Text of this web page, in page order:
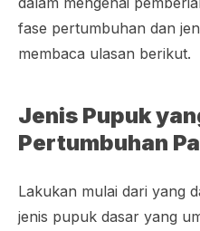
fase pertumbuhan dan
membaca ulasan berikut.
Jenis Pupuk
Pertumbuhan
Lakukan mulai dari yang
jenis pupuk dasar yang